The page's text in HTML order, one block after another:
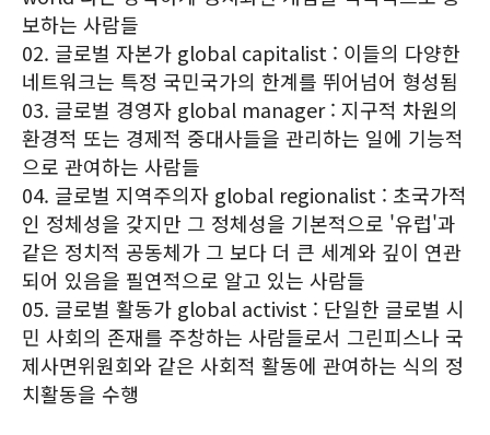
보하는 사람들
02. 글로벌 자본가 global capitalist : 이들의 다양한
네트워크는 특정 국민국가의 한계를 뛰어넘어 형성됨
03. 글로벌 경영자 global manager : 지구적 차원의
환경적 또는 경제적 중대사들을 관리하는 일에 기능적
으로 관여하는 사람들
04. 글로벌 지역주의자 global regionalist : 초국가적
인 정체성을 갖지만 그 정체성을 기본적으로 '유럽'과
같은 정치적 공동체가 그 보다 더 큰 세계와 깊이 연관
되어 있음을 필연적으로 알고 있는 사람들
05. 글로벌 활동가 global activist : 단일한 글로벌 시
민 사회의 존재를 주창하는 사람들로서 그린피스나 국
제사면위원회와 같은 사회적 활동에 관여하는 식의 정
치활동을 수행